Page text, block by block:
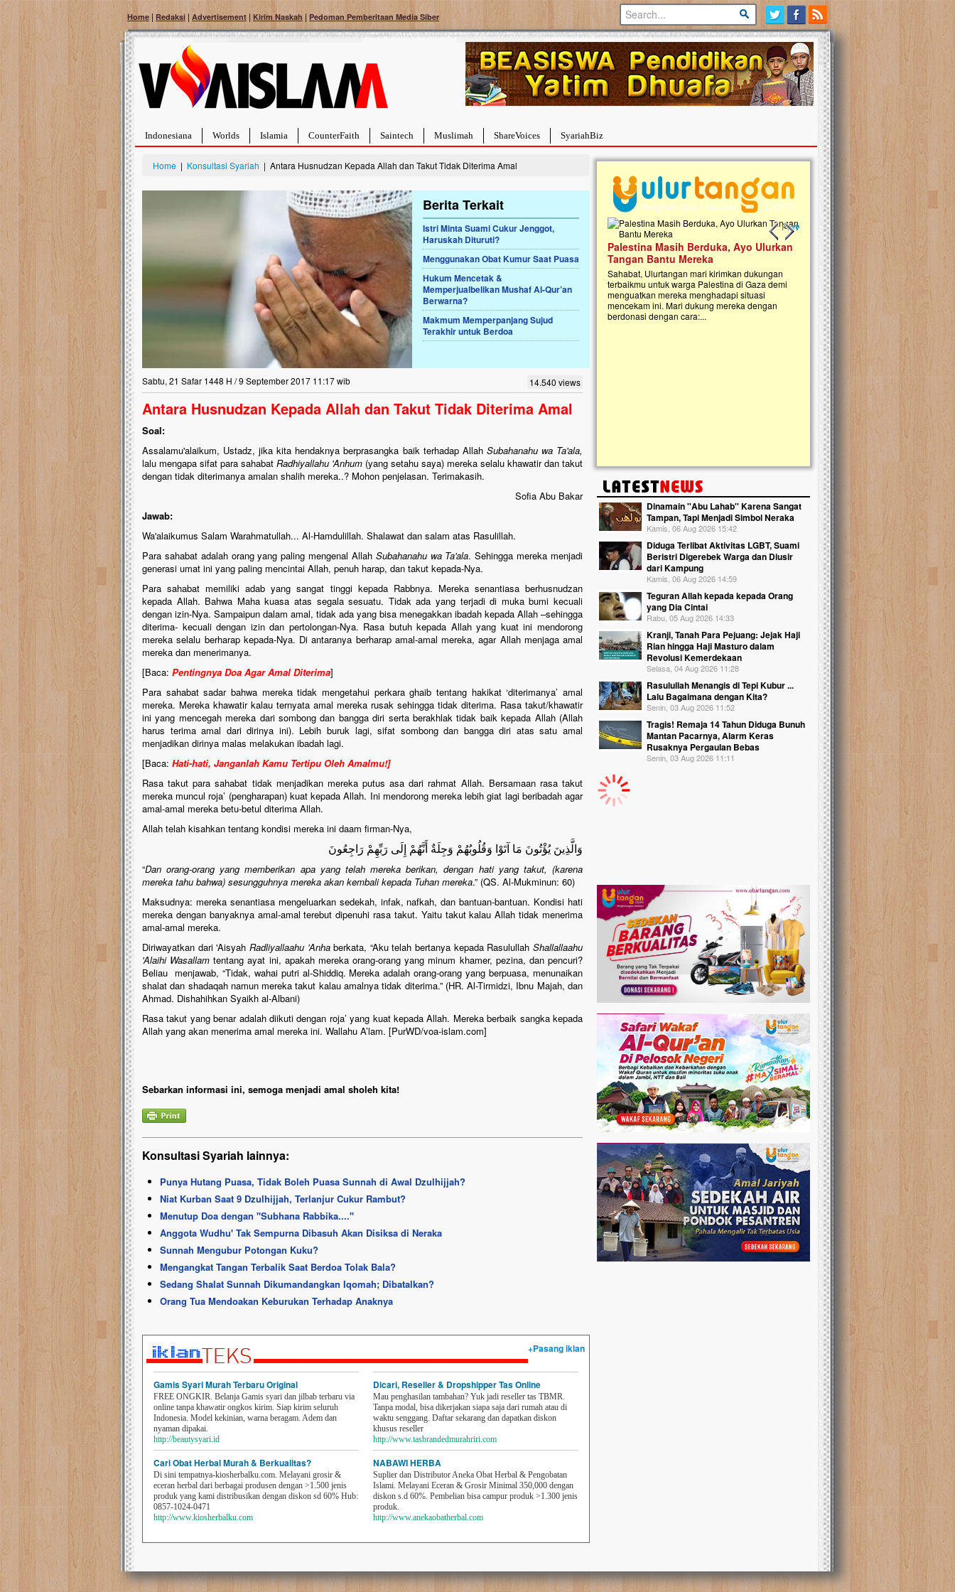
Home | Redaksi | Advertisement | Kirim Naskah | Pedoman Pemberitaan Media Siber
Indonesiana Worlds Islamia CounterFaith Saintech Muslimah ShareVoices SyariahBiz
Home | Konsultasi Syariah | Antara Husnudzan Kepada Allah dan Takut Tidak Diterima Amal
Berita Terkait
Istri Minta Suami Cukur Jenggot,
Haruskah Dituruti?
Menggunakan Obat Kumur Saat Puasa
Hukum Mencetak &
Memperjualbelikan Mushaf Al-Qur’an
Berwarna?
Makmum Memperpanjang Sujud
Terakhir untuk Berdoa
Sabtu, 21 Safar 1448 H / 9 September 2017 11:17 wib 14.540 views
Antara Husnudzan Kepada Allah dan Takut Tidak Diterima Amal
Soal:
Assalamu'alaikum, Ustadz, jika kita hendaknya berprasangka baik terhadap Allah Subahanahu wa Ta'ala,
lalu mengapa sifat para sahabat Radhiyallahu 'Anhum (yang setahu saya) mereka selalu khawatir dan takut
dengan tidak diterimanya amalan shalih mereka..? Mohon penjelasan. Terimakasih.
Sofia Abu Bakar
Jawab:
Wa'alaikumus Salam Warahmatullah... Al-Hamdulillah. Shalawat dan salam atas Rasulillah.
Para sahabat adalah orang yang paling mengenal Allah Subahanahu wa Ta'ala. Sehingga mereka menjadi
generasi umat ini yang paling mencintai Allah, penuh harap, dan takut kepada-Nya.
Para sahabat memiliki adab yang sangat tinggi kepada Rabbnya. Mereka senantiasa berhusnudzan
kepada Allah. Bahwa Maha kuasa atas segala sesuatu. Tidak ada yang terjadi di muka bumi kecuali
dengan izin-Nya. Sampaipun dalam amal, tidak ada yang bisa menegakkan ibadah kepada Allah –sehingga
diterima- kecuali dengan izin dan pertolongan-Nya. Rasa butuh kepada Allah yang kuat ini mendorong
mereka selalu berharap kepada-Nya. Di antaranya berharap amal-amal mereka, agar Allah menjaga amal
mereka dan menerimanya.
[Baca: Pentingnya Doa Agar Amal Diterima]
Para sahabat sadar bahwa mereka tidak mengetahui perkara ghaib tentang hakikat ‘diterimanya’ amal
mereka. Mereka khawatir kalau ternyata amal mereka rusak sehingga tidak diterima. Rasa takut/khawatir
ini yang mencegah mereka dari sombong dan bangga diri serta berakhlak tidak baik kepada Allah (Allah
harus terima amal dari dirinya ini). Lebih buruk lagi, sifat sombong dan bangga diri atas satu amal
menjadikan dirinya malas melakukan ibadah lagi.
[Baca: Hati-hati, Janganlah Kamu Tertipu Oleh Amalmu!]
Rasa takut para sahabat tidak menjadikan mereka putus asa dari rahmat Allah. Bersamaan rasa takut
mereka muncul roja’ (pengharapan) kuat kepada Allah. Ini mendorong mereka lebih giat lagi beribadah agar
amal-amal mereka betu-betul diterima Allah.
Allah telah kisahkan tentang kondisi mereka ini daam firman-Nya,
وَالَّذِينَ يُؤْتُونَ مَا آتَوْا وَقُلُوبُهُمْ وَجِلَةٌ أَنَّهُمْ إِلَى رَبِّهِمْ رَاجِعُونَ
“Dan orang-orang yang memberikan apa yang telah mereka berikan, dengan hati yang takut, (karena
mereka tahu bahwa) sesungguhnya mereka akan kembali kepada Tuhan mereka.” (QS. Al-Mukminun: 60)
Maksudnya: mereka senantiasa mengeluarkan sedekah, infak, nafkah, dan bantuan-bantuan. Kondisi hati
mereka dengan banyaknya amal-amal terebut dipenuhi rasa takut. Yaitu takut kalau Allah tidak menerima
amal-amal mereka.
Diriwayatkan dari 'Aisyah Radliyallaahu 'Anhaberkata, “Aku telah bertanya kepada RasulullahShallallaahu
'Alaihi Wasallam tentang ayat ini, apakah mereka orang-orang yang minum khamer, pezina, dan pencuri?
Beliau menjawab, “Tidak, wahai putri al-Shiddiq. Mereka adalah orang-orang yang berpuasa, menunaikan
shalat dan shadaqah namun mereka takut kalau amalnya tidak diterima.” (HR. Al-Tirmidzi, Ibnu Majah, dan
Ahmad. Dishahihkan Syaikh al-Albani)
Rasa takut yang benar adalah diikuti dengan roja’ yang kuat kepada Allah. Mereka berbaik sangka kepada
Allah yang akan menerima amal mereka ini. Wallahu A’lam. [PurWD/voa-islam.com]
Sebarkan informasi ini, semoga menjadi amal sholeh kita!
Konsultasi Syariah lainnya:
Punya Hutang Puasa, Tidak Boleh Puasa Sunnah di Awal Dzulhijjah?
Niat Kurban Saat 9 Dzulhijjah, Terlanjur Cukur Rambut?
Menutup Doa dengan ''Subhana Rabbika....''
Anggota Wudhu' Tak Sempurna Dibasuh Akan Disiksa di Neraka
Sunnah Mengubur Potongan Kuku?
Mengangkat Tangan Terbalik Saat Berdoa Tolak Bala?
Sedang Shalat Sunnah Dikumandangkan Iqomah; Dibatalkan?
Orang Tua Mendoakan Keburukan Terhadap Anaknya
+Pasang iklan
Gamis Syari Murah Terbaru Original
FREE ONGKIR. Belanja Gamis syari dan jilbab terbaru via
online tanpa khawatir ongkos kirim. Siap kirim seluruh
Indonesia. Model kekinian, warna beragam. Adem dan
nyaman dipakai.
http://beautysyari.id
Cari Obat Herbal Murah & Berkualitas?
Di sini tempatnya-kiosherbalku.com. Melayani grosir &
eceran herbal dari berbagai produsen dengan >1.500 jenis
produk yang kami distribusikan dengan diskon sd 60% Hub:
0857-1024-0471
http://www.kiosherbalku.com
Dicari, Reseller & Dropshipper Tas Online
Mau penghasilan tambahan? Yuk jadi reseller tas TBMR.
Tanpa modal, bisa dikerjakan siapa saja dari rumah atau di
waktu senggang. Daftar sekarang dan dapatkan diskon
khusus reseller
http://www.tasbrandedmurahriri.com
NABAWI HERBA
Suplier dan Distributor Aneka Obat Herbal & Pengobatan
Islami. Melayani Eceran & Grosir Minimal 350,000 dengan
diskon s.d 60%. Pembelian bisa campur produk >1.300 jenis
produk.
http://www.anekaobatherbal.com
Previous slide
Next slide
Bantu Naura, Balita Hebat Sembuh Dari
Tumor Pembuluh Darah
Hidup Naura Salsabila dipenuhi dengan
rintangan yang sangat berat. Meskipun baru
berusia sepuluh bulan, bayi yang imut ini harus
menghadapi penyakit yang dahsyat, yaitu tumor
pembuluh darah berukuran...
Nasib masjid di Kampung Cilumbu ini sungguh
mengenaskan. Lima tahun mangkrak, kini nyaris
berlumut, dan menghitam terpapar panas dan
Palestina Masih Berduka, Ayo Ulurkan
Tangan Bantu Mereka
Sahabat, Ulurtangan mari kirimkan dukungan
terbaikmu untuk warga Palestina di Gaza demi
menguatkan mereka menghadapi situasi
mencekam ini. Mari dukung mereka dengan
berdonasi dengan cara:...
Open Donasi Wakaf
Rumah Qur'an & TK Islam
Najjah di Jonggol
Saat ini, Ulurtangan bersama Yayasan
Najjahtul Islam Jonggol sedang merintis
pembangunan Rumah Qur’an dan
kanak Islam Terpadu (TKIT) An Najjah
Gedung Majelis Taklim di Jonggol,...
Dinamain ''Abu Lahab'' Karena Sangat
Tampan, Tapi Menjadi Simbol Neraka
Kamis, 06 Aug 2026 15:42
Diduga Terlibat Aktivitas LGBT, Suami
Beristri Digerebek Warga dan Diusir
dari Kampung
Kamis, 06 Aug 2026 14:59
Teguran Allah kepada kepada Orang
yang Dia Cintai
Rabu, 05 Aug 2026 14:33
Kranji, Tanah Para Pejuang: Jejak Haji
Rian hingga Haji Masturo dalam
Revolusi Kemerdekaan
Selasa, 04 Aug 2026 11:28
Rasulullah Menangis di Tepi Kubur ...
Lalu Bagaimana dengan Kita?
Senin, 03 Aug 2026 11:52
Tragis! Remaja 14 Tahun Diduga Bunuh
Mantan Pacarnya, Alarm Keras
Rusaknya Pergaulan Bebas
Senin, 03 Aug 2026 11:11